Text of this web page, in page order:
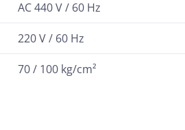
AC 440 V / 60 Hz
220 V / 60 Hz
70 / 100 kg/cm²